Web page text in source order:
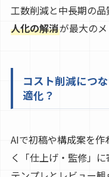
工数削減と中長期の
人化の解消が最大のメ
コスト削減につ
適化？
AIで初稿や構成案を
く「仕上げ・監修」